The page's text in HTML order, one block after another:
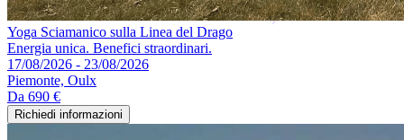
Yoga Sciamanico sulla Linea del Drago
Energia unica. Benefici straordinari.
17/08/2026 - 23/08/2026
Piemonte, Oulx
Da 690 €
Richiedi informazioni